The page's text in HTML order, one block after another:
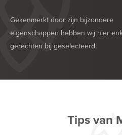
Gekenmerkt door zijn bijzondere
eigenschappen hebben wij hier
gerechten bij geselecteerd.
HEERLIJK BIJ
Tips van